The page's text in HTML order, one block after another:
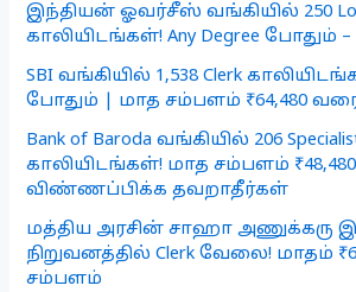
இந்தியன் ஓவர்சீஸ் வங்கியில் 250
காலியிடங்கள்! Any Degree போதும்
SBI வங்கியில் 1,538 Clerk
போதும் | மாத சம்பளம் ₹64,480
Bank of Baroda வங்கியில் 206
காலியிடங்கள்! மாத சம்பளம் ₹48,480
விண்ணப்பிக்க தவறாதீர்கள்
மத்திய அரசின் சாஹா அணுக்கரு
நிறுவனத்தில் Clerk வேலை! மாதம்
சம்பளம்